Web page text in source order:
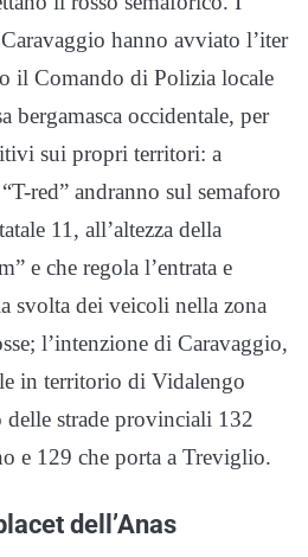
hanno avviato l’iter
il Comando di Polizia locale
bergamasca occidentale, per
sui propri territori: a
red” andranno sul semaforo
11, all’altezza della
e che regola l’entrata e
svolta dei veicoli nella zona
l’intenzione di Caravaggio,
in territorio di Vidalengo
delle strade provinciali 132
e 129 che porta a Treviglio.
dell’Anas